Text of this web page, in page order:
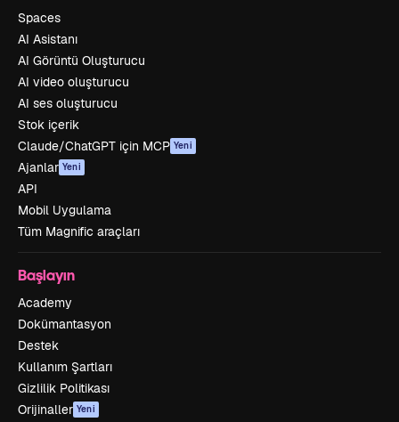
Spaces
AI Asistanı
AI Görüntü Oluşturucu
AI video oluşturucu
AI ses oluşturucu
Stok içerik
Claude/ChatGPT için MCP Yeni
Ajanlar Yeni
API
Mobil Uygulama
Tüm Magnific araçları
Başlayın
Academy
Dokümantasyon
Destek
Kullanım Şartları
Gizlilik Politikası
Orijinaller Yeni